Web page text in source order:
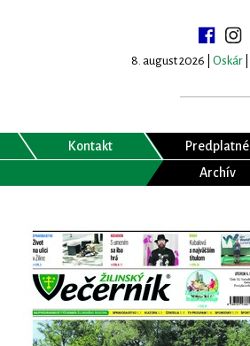
8. august 2026 | Oskár
Kontakt
Predplatné
Archív